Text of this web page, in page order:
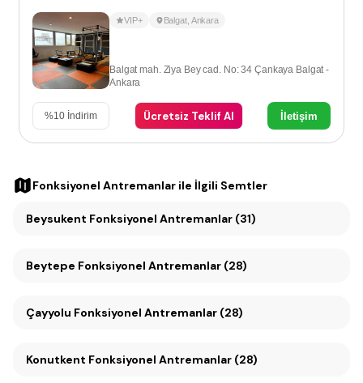
VIP+ Balgat, Ankara
Balgat mah. Ziya Bey cad. No: 34 Çankaya Balgat -
Ankara
%10 İndirim Ücretsiz Teklif Al İletişim
Fonksiyonel Antremanlar ile İlgili Semtler
Beysukent Fonksiyonel Antremanlar (31)
Beytepe Fonksiyonel Antremanlar (28)
Çayyolu Fonksiyonel Antremanlar (28)
Konutkent Fonksiyonel Antremanlar (28)